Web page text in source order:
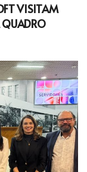
VISITAM
QUADRO